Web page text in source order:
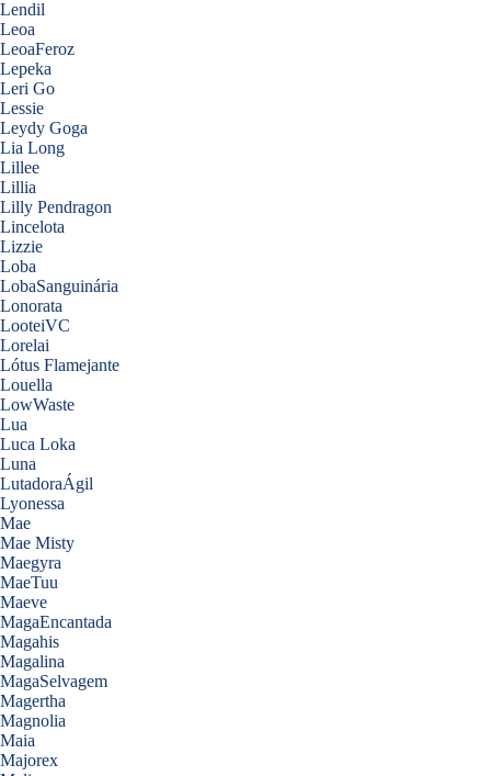
Lendil
Leoa
LeoaFeroz
Lepeka
Leri Go
Lessie
Leydy Goga
Lia Long
Lillee
Lillia
Lilly Pendragon
Lincelota
Lizzie
Loba
LobaSanguinária
Lonorata
LooteiVC
Lorelai
Lótus Flamejante
Louella
LowWaste
Lua
Luca Loka
Luna
LutadoraÁgil
Lyonessa
Mae
Mae Misty
Maegyra
MaeTuu
Maeve
MagaEncantada
Magahis
Magalina
MagaSelvagem
Magertha
Magnolia
Maia
Majorex